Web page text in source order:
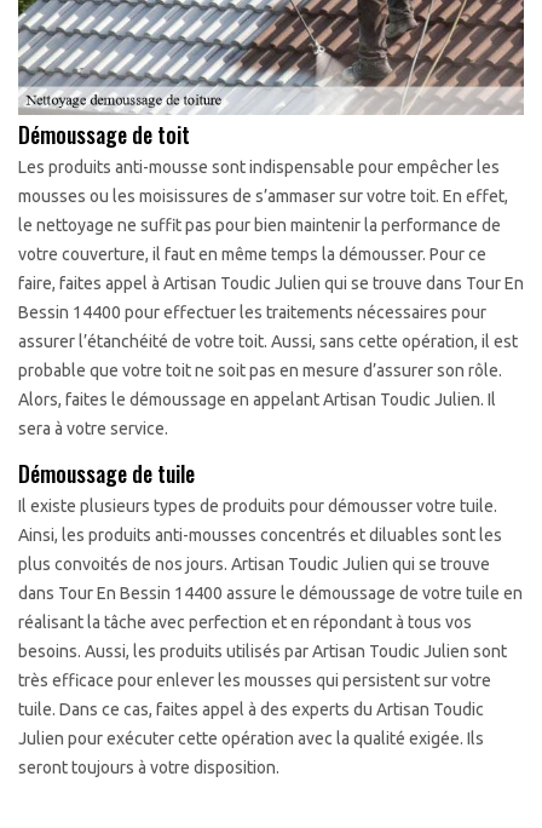
Démoussage de toit
Les produits anti-mousse sont indispensable pour empêcher les
mousses ou les moisissures de s’ammaser sur votre toit. En effet,
le nettoyage ne suffit pas pour bien maintenir la performance de
votre couverture, il faut en même temps la démousser. Pour ce
faire, faites appel à Artisan Toudic Julien qui se trouve dans Tour En
Bessin 14400 pour effectuer les traitements nécessaires pour
assurer l’étanchéité de votre toit. Aussi, sans cette opération, il est
probable que votre toit ne soit pas en mesure d’assurer son rôle.
Alors, faites le démoussage en appelant Artisan Toudic Julien. Il
sera à votre service.
Démoussage de tuile
Il existe plusieurs types de produits pour démousser votre tuile.
Ainsi, les produits anti-mousses concentrés et diluables sont les
plus convoités de nos jours. Artisan Toudic Julien qui se trouve
dans Tour En Bessin 14400 assure le démoussage de votre tuile en
réalisant la tâche avec perfection et en répondant à tous vos
besoins. Aussi, les produits utilisés par Artisan Toudic Julien sont
très efficace pour enlever les mousses qui persistent sur votre
tuile. Dans ce cas, faites appel à des experts du Artisan Toudic
Julien pour exécuter cette opération avec la qualité exigée. Ils
seront toujours à votre disposition.